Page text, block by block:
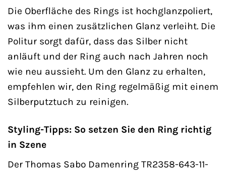
Die Oberfläche des Rings ist hochglanzpoliert,
was ihm einen zusätzlichen Glanz verleiht. Die
Politur sorgt dafür, dass das Silber nicht
anläuft und der Ring auch nach Jahren noch
wie neu aussieht. Um den Glanz zu erhalten,
empfehlen wir, den Ring regelmäßig mit einem
Silberputztuch zu reinigen.
Styling-Tipps: So setzen Sie den Ring richtig
in Szene
Der Thomas Sabo Damenring TR2358-643-11-